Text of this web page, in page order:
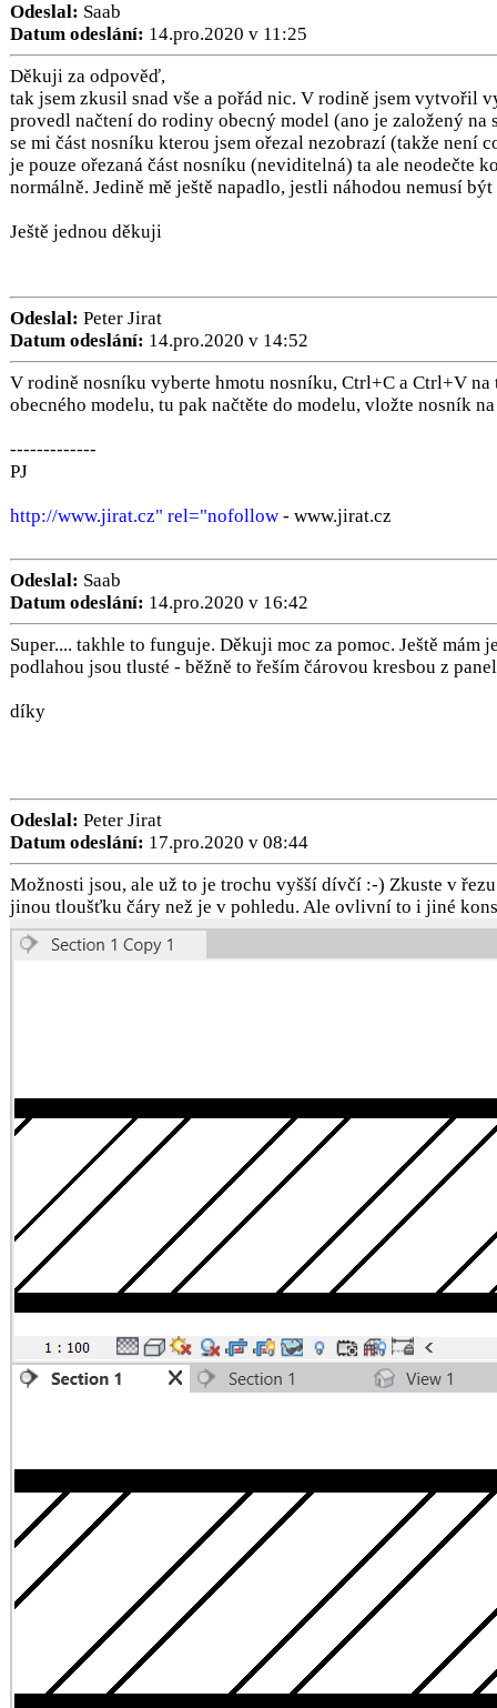
Odeslal: Saab
Datum odeslání: 14.pro.2020 v 11:25
Děkuji za odpověď,
tak jsem zkusil snad vše a pořád nic. V rodině jsem vytvořil
provedl načtení do rodiny obecný model (ano je založený
se mi část nosníku kterou jsem ořezal nezobrazí (takže
je pouze ořezaná část nosníku (neviditelná) ta ale
normálně. Jedině mě ještě napadlo, jestli náhodou nemusí
Ještě jednou děkuji
Odeslal: Peter Jirat
Datum odeslání: 14.pro.2020 v 14:52
V rodině nosníku vyberte hmotu nosníku, Ctrl+C a Ctrl+V na
obecného modelu, tu pak načtěte do modelu, vložte nosník
-------------
PJ
http://www.jirat.cz" rel="nofollow - www.jirat.cz
Odeslal: Saab
Datum odeslání: 14.pro.2020 v 16:42
Super.... takhle to funguje. Děkuji moc za pomoc. Ještě
podlahou jsou tlusté - běžně to řeším čárovou kresbou z
díky
Odeslal: Peter Jirat
Datum odeslání: 17.pro.2020 v 08:44
Možnosti jsou, ale už to je trochu vyšší dívčí :-) Zkuste v
jinou tloušťku čáry než je v pohledu. Ale ovlivní to i jiné